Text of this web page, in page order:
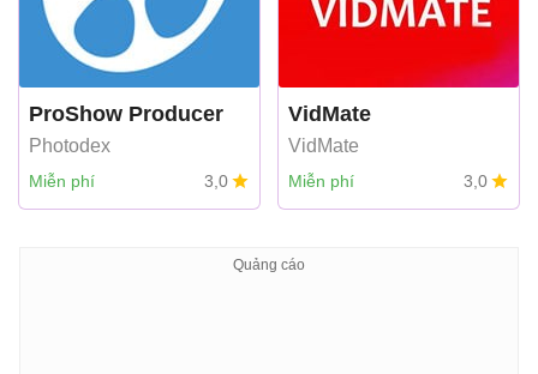
ProShow Producer
Photodex
Miễn phí 3,0
VidMate
VidMate
Miễn phí 3,0